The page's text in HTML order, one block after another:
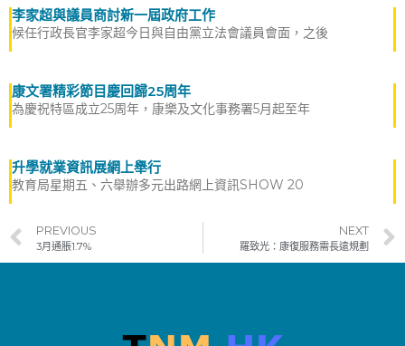
李家超與議員商討新一屆政府工作
候任行政長官李家超今日與自由黨立法會議員會面，之後
康文署精彩節目慶回歸25周年
為慶祝特區成立25周年，康樂及文化事務署5月起至年
升學就業資訊展網上舉行
教育局星期五、六舉辦多元出路網上資訊SHOW 20
PREVIOUS
3月通脹1.7%
NEXT
羅致光：康復服務需長遠規劃